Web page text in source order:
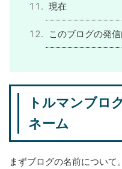
現在
このブログの発
トルマンブロ
ネーム
まずブログの名前について。